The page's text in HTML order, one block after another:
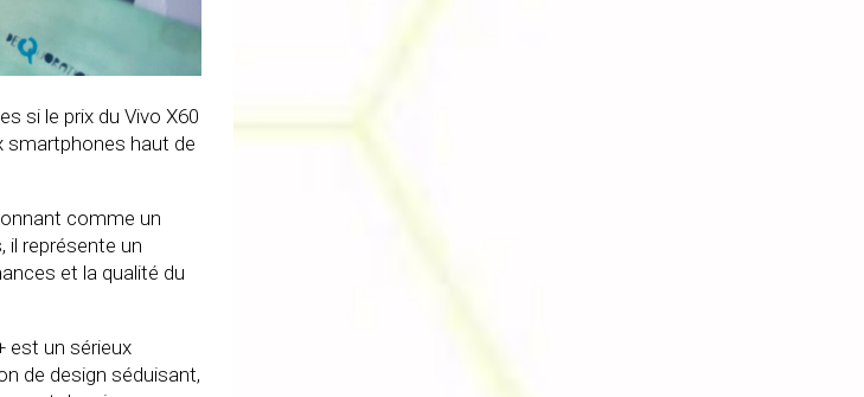
si le prix du Vivo X60
smartphones haut de
comme un
il représente un
et la qualité du
est un sérieux
de design séduisant,